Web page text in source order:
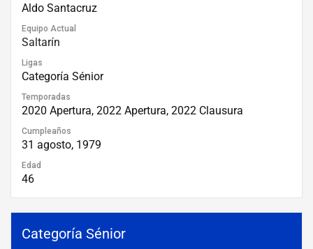
Aldo Santacruz
Equipo Actual
Saltarín
Ligas
Categoría Sénior
Temporadas
2020 Apertura, 2022 Apertura, 2022 Clausura
Cumpleaños
31 agosto, 1979
Edad
46
Categoría Sénior